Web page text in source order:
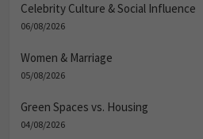
Celebrity Culture & Social Influence
06/08/2026
Women & Marriage
05/08/2026
Green Spaces vs. Housing
04/08/2026